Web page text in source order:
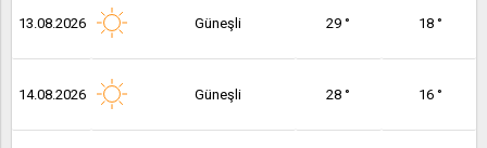
13.08.2026 Güneşli 29 ° 18 °
14.08.2026 Güneşli 28 ° 16 °